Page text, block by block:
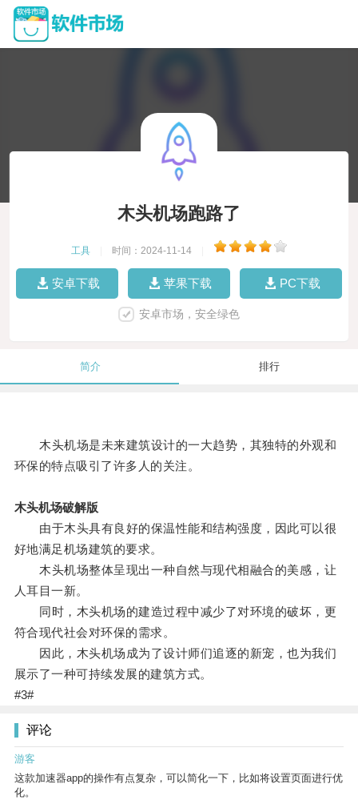
木头机场跑路了
工具 时间：2024-11-14
安卓下载 苹果下载 PC下载
安卓市场，安全绿色
简介 排行
木头机场是未来建筑设计的一大趋势，其独特的外观和
环保的特点吸引了许多人的关注。
木头机场破解版
由于木头具有良好的保温性能和结构强度，因此可以很
好地满足机场建筑的要求。
木头机场整体呈现出一种自然与现代相融合的美感，让
人耳目一新。
同时，木头机场的建造过程中减少了对环境的破坏，更
符合现代社会对环保的需求。
因此，木头机场成为了设计师们追逐的新宠，也为我们
展示了一种可持续发展的建筑方式。
#3#
评论
游客
这款加速器app的操作有点复杂，可以简化一下，比如将设置页面进行优
化。